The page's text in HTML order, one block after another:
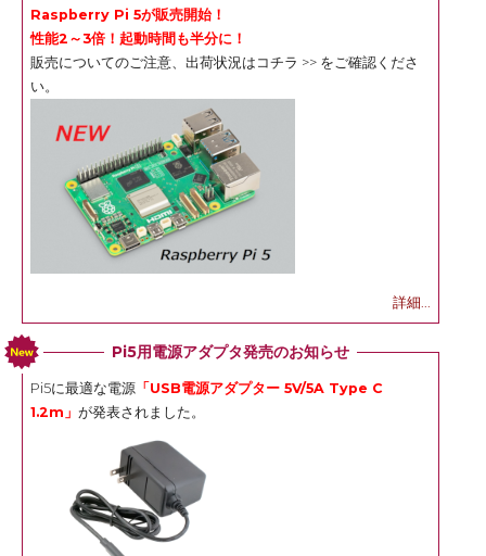
Raspberry Pi 5が販売開始！
性能2～3倍！起動時間も半分に！
販売についてのご注意、出荷状況は コチラ >> をご確認くださ
い。
詳細...
Pi5用電源アダプタ発売のお知らせ
Pi5に最適な電源 「USB電源アダプター 5V/5A Type C
1.2m」 が発表されました。